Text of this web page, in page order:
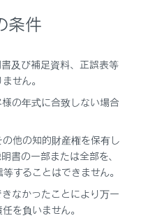
ムシステム）
ーム）
条件
及び補足資料、正誤表等
せん。
の年式に合致しない場合
他の知的財産権を保有し
書の一部または全部を、
することはできません。
なかったことにより万一
を負いません。